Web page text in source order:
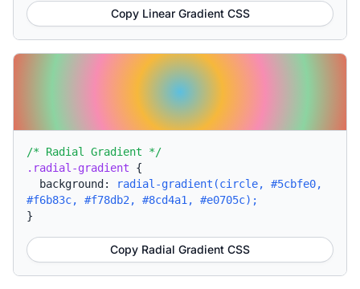
Copy Linear Gradient CSS
/* Radial Gradient */
.radial-gradient {
background:
radial-gradient(circle, #5cbfe0,
#f6b83c, #f78db2, #8cd4a1, #e0705c);
}
Copy Radial Gradient CSS